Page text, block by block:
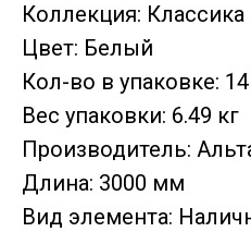
Коллекция: Классика
Цвет: Белый
Кол-во в упаковке:
Вес упаковки: 6.49 кг
Производитель:
Длина: 3000 мм
Вид элемента: